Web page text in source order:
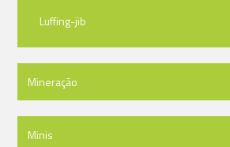
Luffing-jib
Mineração
Minis